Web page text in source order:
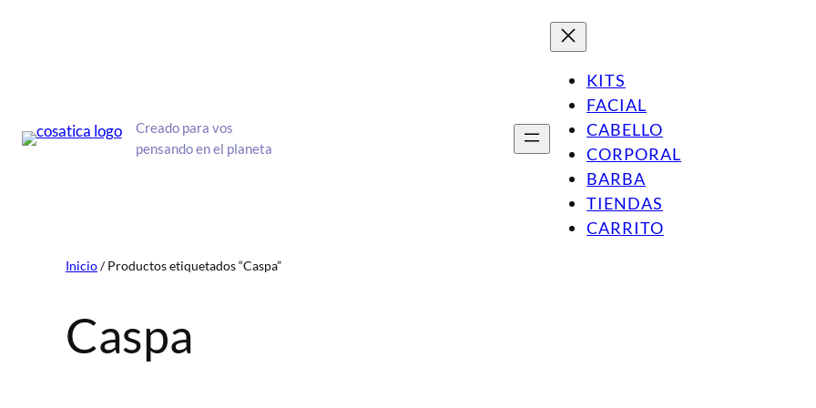
Creado para vos
pensando en el planeta
KITS
FACIAL
CABELLO
CORPORAL
BARBA
TIENDAS
CARRITO
Inicio/ Productos etiquetados “Caspa”
Caspa
¡Nuevo! Mascarilla ULTRAHUMECTANTE con Manteca de Mango